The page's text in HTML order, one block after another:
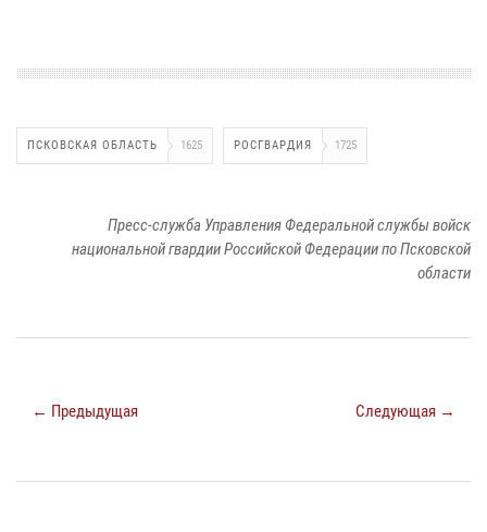
ПСКОВСКАЯ ОБЛАСТЬ 1625 РОСГВАРДИЯ 1725
Пресс-служба Управления Федеральной службы войск
национальной гвардии Российской Федерации по Псковской
области
← Предыдущая Следующая →